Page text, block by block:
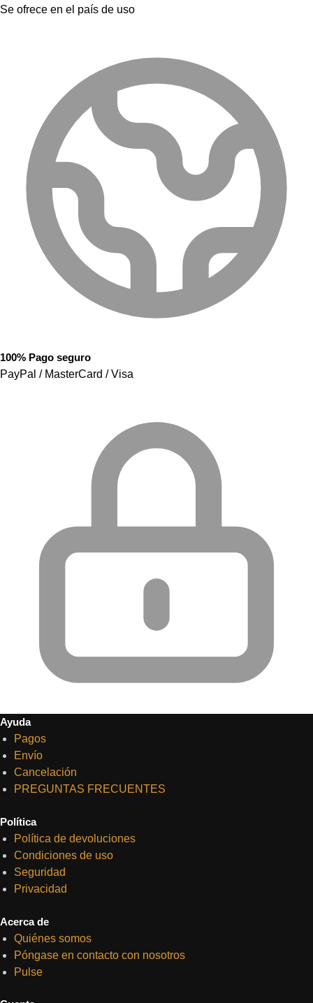
Se ofrece en el país de uso
100% Pago seguro
PayPal / MasterCard / Visa
Ayuda
Pagos
Envío
Cancelación
PREGUNTAS FRECUENTES
Política
Política de devoluciones
Condiciones de uso
Seguridad
Privacidad
Acerca de
Quiénes somos
Póngase en contacto con nosotros
Pulse